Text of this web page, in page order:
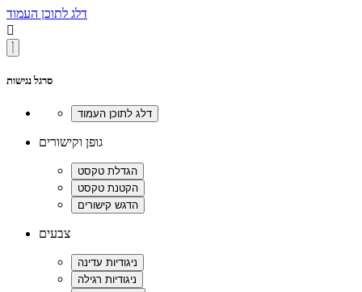
דלג לתוכן העמוד

סרגל נגישות
גופן וקישורים
צבעים